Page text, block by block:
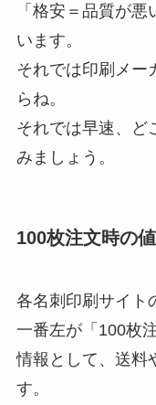
「格安＝品質が
います。
それでは印刷メー
らね。
それでは早速、ど
みましょう。
100枚注文時の
各名刺印刷サイト
一番左が「100枚
情報として、送料
す。